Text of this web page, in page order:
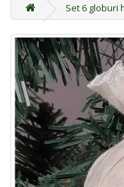
Set 6 globuri